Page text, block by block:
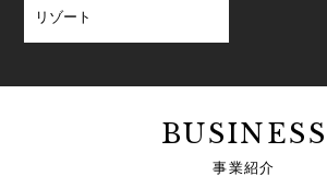
リゾート
BUSINESS
事業紹介